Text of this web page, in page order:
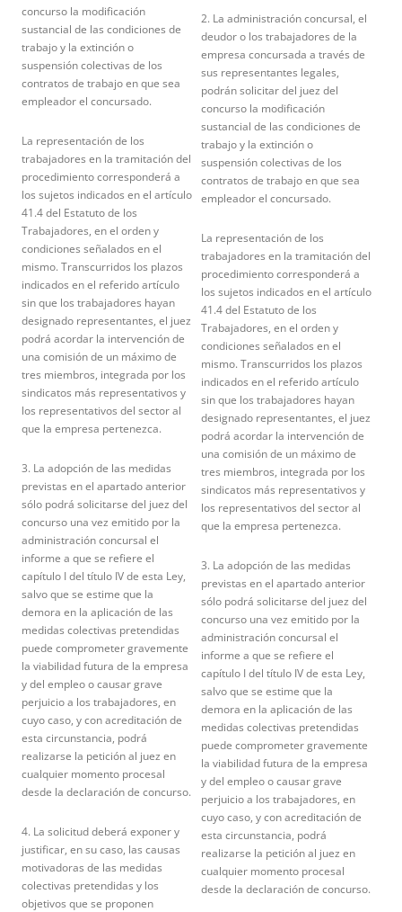
concurso la modificación
sustancial de las condiciones de
trabajo y la extinción o
suspensión colectivas de los
contratos de trabajo en que sea
empleador el concursado.
La representación de los
trabajadores en la tramitación del
procedimiento corresponderá a
los sujetos indicados en el artículo
41.4 del Estatuto de los
Trabajadores, en el orden y
condiciones señalados en el
mismo. Transcurridos los plazos
indicados en el referido artículo
sin que los trabajadores hayan
designado representantes, el juez
podrá acordar la intervención de
una comisión de un máximo de
tres miembros, integrada por los
sindicatos más representativos y
los representativos del sector al
que la empresa pertenezca.
3. La adopción de las medidas
previstas en el apartado anterior
sólo podrá solicitarse del juez del
concurso una vez emitido por la
administración concursal el
informe a que se refiere el
capítulo I del título IV de esta Ley,
salvo que se estime que la
demora en la aplicación de las
medidas colectivas pretendidas
puede comprometer gravemente
la viabilidad futura de la empresa
y del empleo o causar grave
perjuicio a los trabajadores, en
cuyo caso, y con acreditación de
esta circunstancia, podrá
realizarse la petición al juez en
cualquier momento procesal
desde la declaración de concurso.
4. La solicitud deberá exponer y
justificar, en su caso, las causas
motivadoras de las medidas
colectivas pretendidas y los
objetivos que se proponen
2. La administración concursal, el
deudor o los trabajadores de la
empresa concursada a través de
sus representantes legales,
podrán solicitar del juez del
concurso la modificación
sustancial de las condiciones de
trabajo y la extinción o
suspensión colectivas de los
contratos de trabajo en que sea
empleador el concursado.
La representación de los
trabajadores en la tramitación del
procedimiento corresponderá a
los sujetos indicados en el artículo
41.4 del Estatuto de los
Trabajadores, en el orden y
condiciones señalados en el
mismo. Transcurridos los plazos
indicados en el referido artículo
sin que los trabajadores hayan
designado representantes, el juez
podrá acordar la intervención de
una comisión de un máximo de
tres miembros, integrada por los
sindicatos más representativos y
los representativos del sector al
que la empresa pertenezca.
3. La adopción de las medidas
previstas en el apartado anterior
sólo podrá solicitarse del juez del
concurso una vez emitido por la
administración concursal el
informe a que se refiere el
capítulo I del título IV de esta Ley,
salvo que se estime que la
demora en la aplicación de las
medidas colectivas pretendidas
puede comprometer gravemente
la viabilidad futura de la empresa
y del empleo o causar grave
perjuicio a los trabajadores, en
cuyo caso, y con acreditación de
esta circunstancia, podrá
realizarse la petición al juez en
cualquier momento procesal
desde la declaración de concurso.